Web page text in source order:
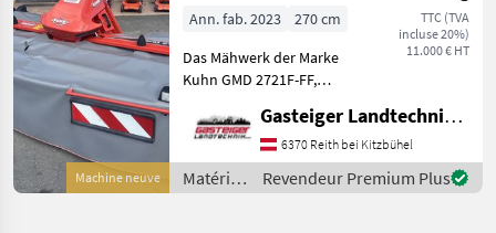
Machine neuve
TTC (TVA
incluse 20%)
11.000 € HT
Ann. fab. 2023
270 cm
Das Mähwerk der Marke
Kuhn GMD 2721F-FF,
Zustand, mit
Seitenverschub,
Arbeitsbreite 270 cm Ein
besonderes Merkmal dieses
Gasteiger Landtechnik GmbH
6370 Reith bei Kitzbühel
Matériels
de
Revendeur Premium Plus